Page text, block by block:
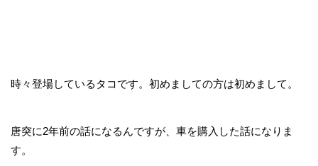
時々登場しているタコです。初めましての方は初めまして。
唐突に2年前の話になるんですが、車を購入した話になりま
す。